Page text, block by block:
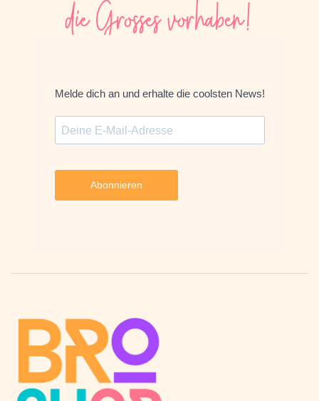
die Grosses vorhaben!
Melde dich an und erhalte die coolsten News!
Abonnieren